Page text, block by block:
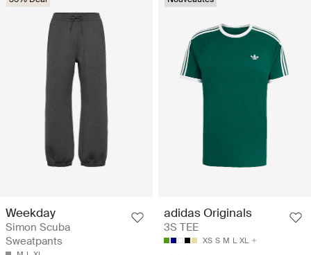
Weekday
Simon Scuba
Sweatpants
adidas Originals
3S TEE
XS S M L XL